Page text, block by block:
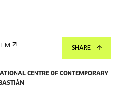
SHARE
CENTRE OF CONTEMPORARY